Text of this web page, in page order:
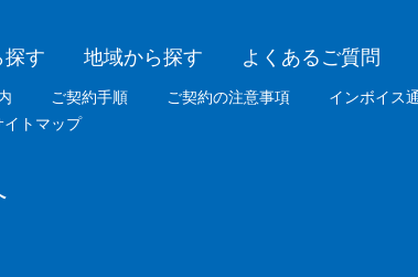
す 地域から探す よくあるご質問
ご契約手順 ご契約の注意事項 インボイス
イトマップ